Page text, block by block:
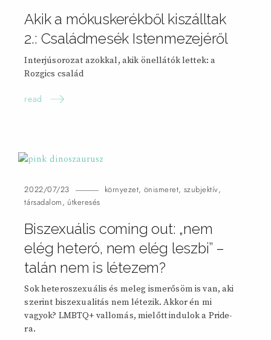
Akik a mókuskerékből kiszálltak
2.: Családmesék Istenmezejéről
Interjúsorozat azokkal, akik önellátók lettek: a
Rozgics család
read
2022/07/23 környezet, önismeret, szubjektív,
társadalom, útkeresés
Biszexuális coming out: „nem
elég heteró, nem elég leszbi” –
talán nem is létezem?
Sok heteroszexuális és meleg ismerősöm is van, aki
szerint biszexualitás nem létezik. Akkor én mi
vagyok? LMBTQ+ vallomás, mielőtt indulok a Pride-
ra.